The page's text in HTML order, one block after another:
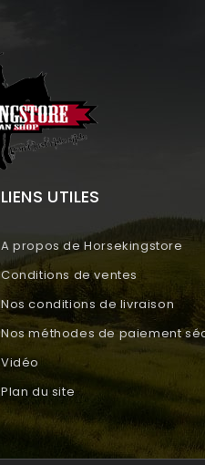
LIENS UTILES
A propos de Horsekingstore
Conditions de ventes
Nos conditions de livraison
Nos méthodes de paiement
Vidéo
Plan du site